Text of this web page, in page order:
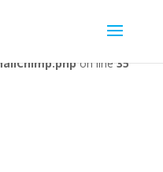
wp-content/plugins/wp-
on line35